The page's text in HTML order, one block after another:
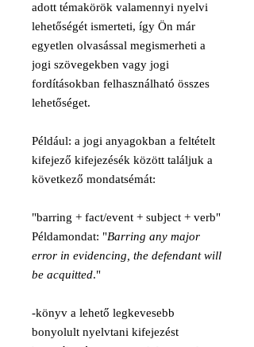
adott témakörök valamennyi nyelvi
lehetőségét ismerteti, így Ön már
egyetlen olvasással megismerheti a
jogi szövegekben vagy jogi
fordításokban felhasználható összes
lehetőséget.
Például: a jogi anyagokban a feltételt
kifejező kifejezésék között találjuk a
következő mondatsémát:
"barring + fact/event + subject + verb"
Példamondat: "Barring any major
error in evidencing, the defendant will
be acquitted."
-könyv a lehető legkevesebb
bonyolult nyelvtani kifejezést